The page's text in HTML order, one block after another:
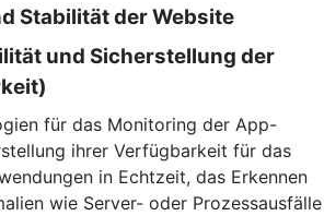
Stabilität der Website
und Sicherstellung der
für das Monitoring der App-
ihrer Verfügbarkeit für das
in Echtzeit, das Erkennen
wie Server- oder Prozessausfälle